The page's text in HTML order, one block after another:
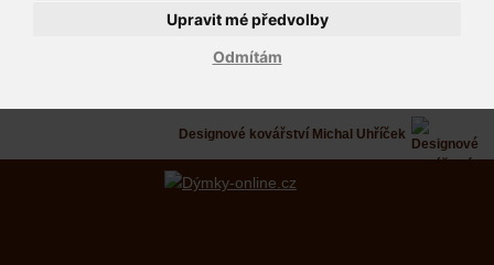
Odmítám
Upravit mé předvolby
Designové kovářství Michal Uhříček